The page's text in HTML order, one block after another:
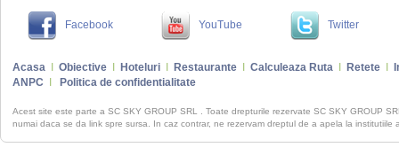
Facebook YouTube Twitter
Acasa Obiective Hoteluri Restaurante Calculeaza Ruta Retete
ANPC
Politica de confidentialitate
Acest site este parte a SC SKY GROUP SRL . Toate drepturile rezervate SC SKY GROUP
numai daca se da link spre sursa. In caz contrar, ne rezervam dreptul de a apela la institutiile